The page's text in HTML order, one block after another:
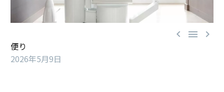
  
便り
2026年5月9日